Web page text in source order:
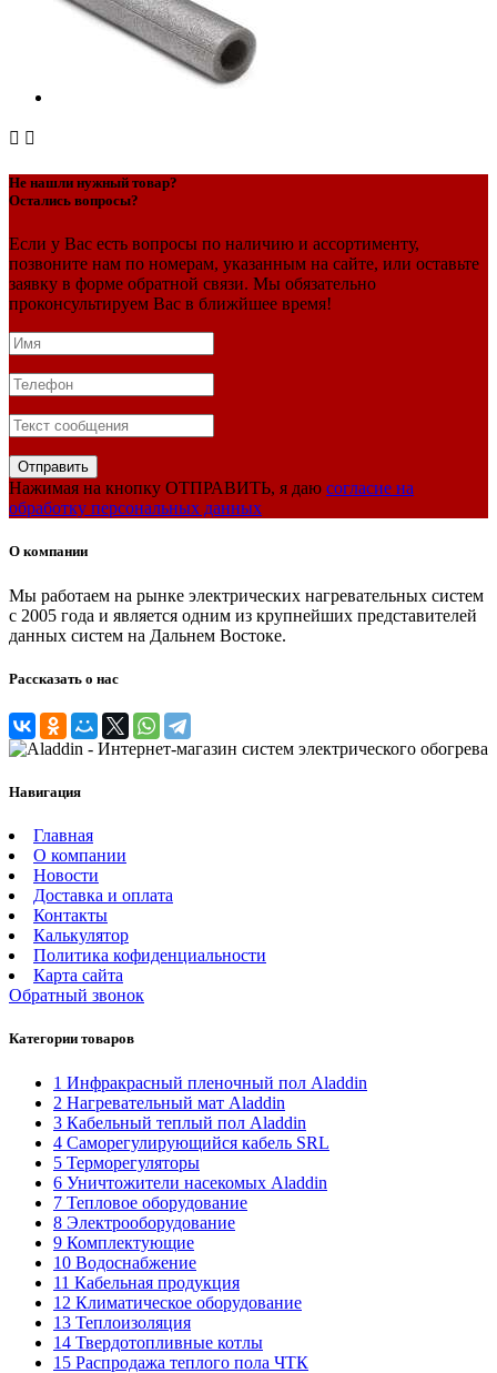
 
Не нашли нужный товар?
Остались вопросы?
Если у Вас есть вопросы по наличию и ассортименту,
позвоните нам по номерам, указанным на сайте, или оставьте
заявку в форме обратной связи. Мы обязательно
проконсультируем Вас в ближйшее время!
Нажимая на кнопку ОТПРАВИТЬ, я даю согласие на
обработку персональных данных
О компании
Мы работаем на рынке электрических нагревательных систем
с 2005 года и является одним из крупнейших представителей
данных систем на Дальнем Востоке.
Рассказать о нас
Навигация
Главная
О компании
Новости
Доставка и оплата
Контакты
Калькулятор
Политика кофиденциальности
Карта сайта
Обратный звонок
Категории товаров
1 Инфракрасный пленочный пол Aladdin
2 Нагревательный мат Aladdin
3 Кабельный теплый пол Aladdin
4 Саморегулирующийся кабель SRL
5 Терморегуляторы
6 Уничтожители насекомых Aladdin
7 Тепловое оборудование
8 Электрооборудование
9 Комплектующие
10 Водоснабжение
11 Кабельная продукция
12 Климатическое оборудование
13 Теплоизоляция
14 Твердотопливные котлы
15 Распродажа теплого пола ЧТК